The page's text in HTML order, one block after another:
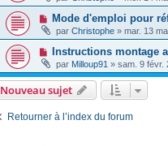
Mode d'emploi pour
par Christophe » mar. 13
Instructions montage
par Milloup91 » sam. 9 févr.
Nouveau sujet
Retourner à l’index du forum